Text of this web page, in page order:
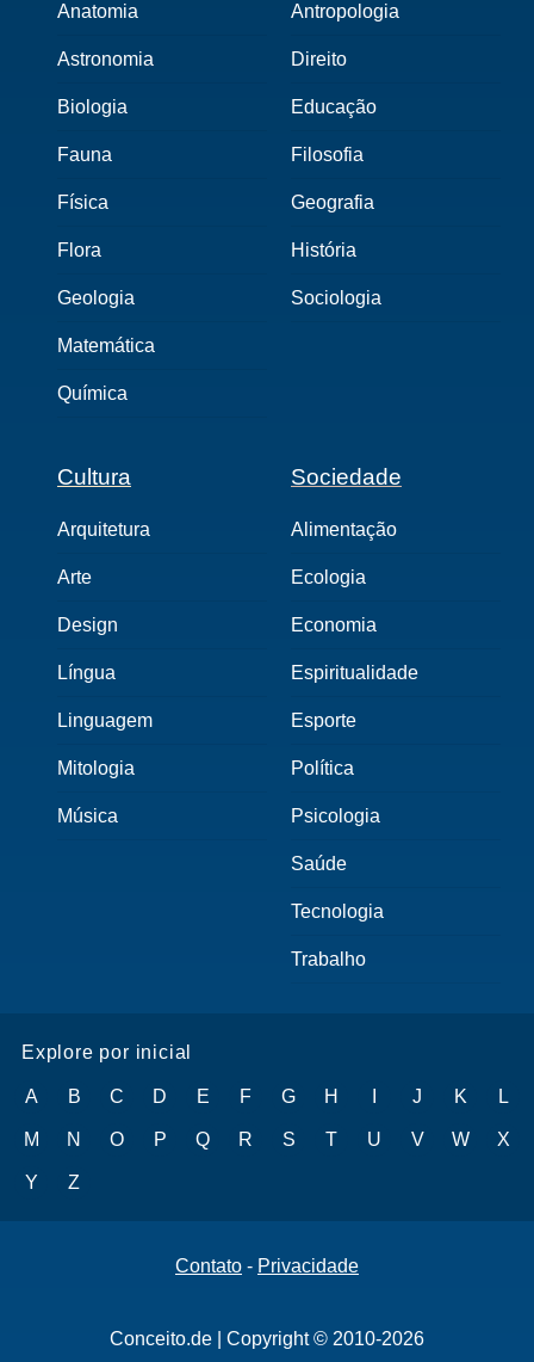
Anatomia
Astronomia
Biologia
Fauna
Física
Flora
Geologia
Matemática
Química
Antropologia
Direito
Educação
Filosofia
Geografia
História
Sociologia
Cultura
Arquitetura
Arte
Design
Língua
Linguagem
Mitologia
Música
Sociedade
Alimentação
Ecologia
Economia
Espiritualidade
Esporte
Política
Psicologia
Saúde
Tecnologia
Trabalho
Explore por inicial
A B C D E F G H J K L
M N O P Q R S T U V W X
Y Z
Contato - Privacidade
Conceito.de | Copyright © 2010-2026